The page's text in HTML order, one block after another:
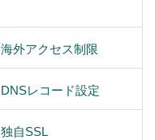
海外アクセス制限
DNSレコード設定
独自SSL